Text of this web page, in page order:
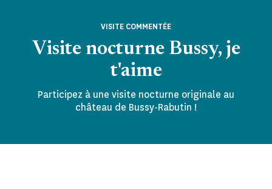
Visite nocturne Bussy, je
t'aime
VISITE COMMENTÉE
Participez à une visite nocturne originale au
château de Bussy-Rabutin !